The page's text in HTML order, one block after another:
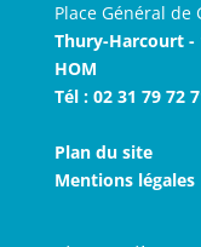
Place Général de
Thury-Harcourt -
HOM
Tél : 02 31 79 72
Plan du site
Mentions légales